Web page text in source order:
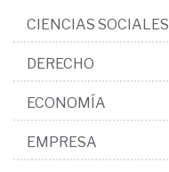
CIENCIAS SOCIALES
DERECHO
ECONOMÍA
EMPRESA